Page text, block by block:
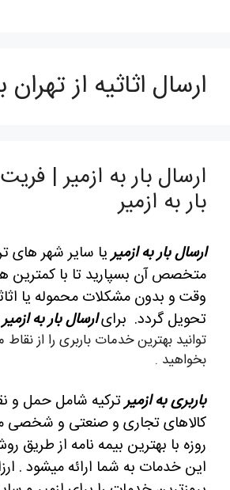
ارسال اثاثیه از تهران
ارسال بار به ازمیر |
بار به ازمیر
ارسال بار به ازمیریا سایر شهر های
متخصص آن بسپارید تا با کمترین
وقت و بدون مشکلات محموله یا
تحویل گردد. برایارسال بار به ازمیر
توانید بهترین خدمات باربری را از
بخواهید .
باربری به ازمیرترکیه شامل حمل و
کالاهای تجاری و صنعتی و شخصی
روزه با بهترین بیمه نامه از
این خدمات به شما ارائه میشود .